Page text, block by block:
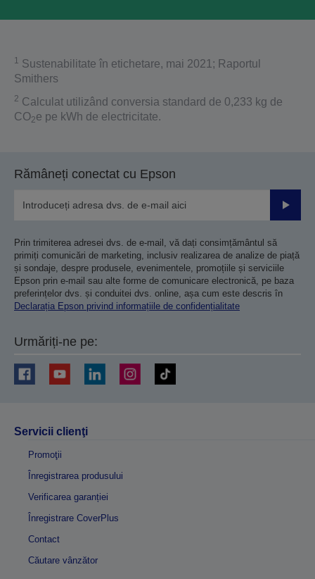
1 Sustenabilitate în etichetare, mai 2021; Raportul
Smithers
2 Calculat utilizând conversia standard de 0,233 kg de
CO2e pe kWh de electricitate.
Rămâneți conectat cu Epson
Prin trimiterea adresei dvs. de e-mail, vă dați consimțământul să
primiți comunicări de marketing, inclusiv realizarea de analize de piață
și sondaje, despre produsele, evenimentele, promoțiile și serviciile
Epson prin e-mail sau alte forme de comunicare electronică, pe baza
preferințelor dvs. și conduitei dvs. online, așa cum este descris în
Declarația Epson privind informațiile de confidențialitate
Urmăriți-ne pe:
Servicii clienţi
Promoţii
Înregistrarea produsului
Verificarea garanției
Înregistrare CoverPlus
Contact
Căutare vânzător